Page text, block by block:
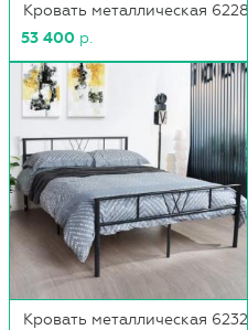
Кровать металлическая 6228
53 400 р.
Кровать металлическая 6232